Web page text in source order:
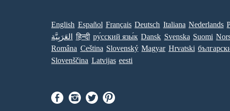
English Español Français Deutsch Italiana Nederlands
العَرَبِيَّة
हिन्दी ру́сский язы́к Dansk Svenska Suomi
Româna Ceština Slovenský Magyar Hrvatski
Slovenščina Latvijas eesti